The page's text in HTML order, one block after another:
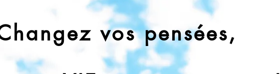
vos pensées,